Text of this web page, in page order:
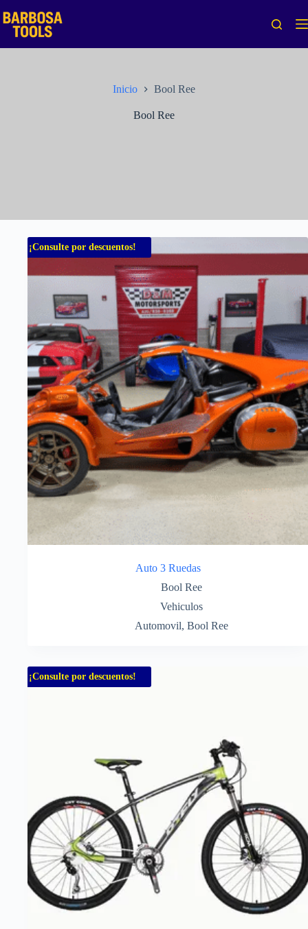
al
contenido
Inicio Bool Ree
Bool Ree
¡Consulte por descuentos!
Auto 3 Ruedas
Bool Ree
Vehiculos
Automovil, Bool Ree
¡Consulte por descuentos!